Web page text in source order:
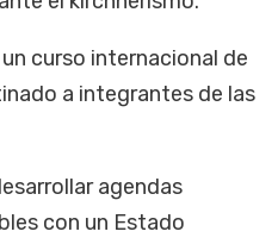
curso internacional de
a integrantes de las
agendas
con un Estado